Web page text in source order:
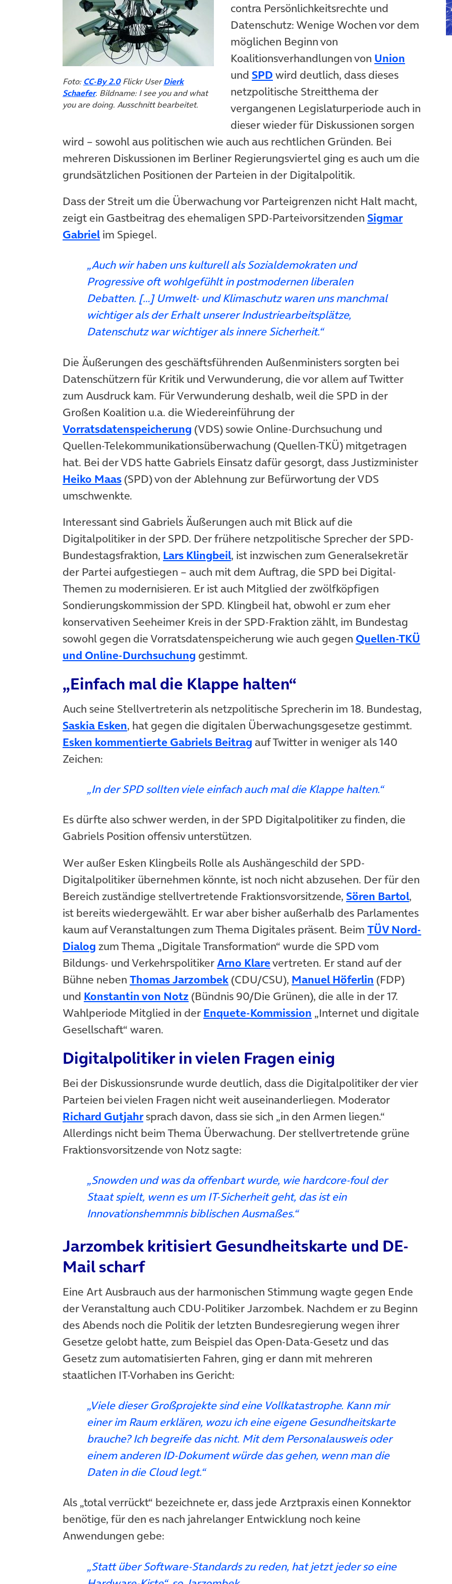
Foto: CC-By 2.0(öffnet in neuem Tab)
Flickr UserDierk
Schaefer(öffnet in neuem Tab)
. Bildname: I see you and what
you are doing. Ausschnitt bearbeitet.
contra Persönlichkeitsrechte und
Datenschutz: Wenige Wochen vor dem
möglichen Beginn von
Koalitionsverhandlungen von Union
und SPD (öffnet in neuem Tab)
wird deutlich, dass dieses
netzpolitische Streitthema der
vergangenen Legislaturperiode auch in
dieser wieder für Diskussionen sorgen
wird – sowohl aus politischen wie auch aus rechtlichen Gründen. Bei
mehreren Diskussionen im Berliner Regierungsviertel ging es auch um die
grundsätzlichen Positionen der Parteien in der Digitalpolitik.
Dass der Streit um die Überwachung vor Parteigrenzen nicht Halt macht,
zeigt ein Gastbeitrag des ehemaligen SPD-Parteivorsitzenden Sigmar
Gabriel(öffnet in neuem Tab)
im Spiegel.
„Auch wir haben uns kulturell als Sozialdemokraten und
Progressive oft wohlgefühlt in postmodernen liberalen
Debatten. […] Umwelt- und Klimaschutz waren uns manchmal
wichtiger als der Erhalt unserer Industriearbeitsplätze,
Datenschutz war wichtiger als innere Sicherheit.“
Die Äußerungen des geschäftsführenden Außenministers sorgten bei
Datenschützern für Kritik und Verwunderung, die vor allem auf Twitter
zum Ausdruck kam. Für Verwunderung deshalb, weil die SPD in der
Großen Koalition u.a. die Wiedereinführung der
Vorratsdatenspeicherung (öffnet in neuem Tab)
(VDS) sowie Online-Durchsuchung und
Quellen-Telekommunikationsüberwachung (Quellen-TKÜ) mitgetragen
hat. Bei der VDS hatte Gabriels Einsatz dafür gesorgt, dass Justizminister
Heiko Maas(öffnet in neuem Tab)
(SPD) von der Ablehnung zur Befürwortung der VDS
umschwenkte.
Interessant sind Gabriels Äußerungen auch mit Blick auf die
Digitalpolitiker in der SPD. Der frühere netzpolitische Sprecher der SPD-
Bundestagsfraktion, Lars Klingbeil(öffnet in neuem Tab)
, ist inzwischen zum Generalsekretär
der Partei aufgestiegen – auch mit dem Auftrag, die SPD bei Digital-
Themen zu modernisieren. Er ist auch Mitglied der zwölfköpfigen
Sondierungskommission der SPD. Klingbeil hat, obwohl er zum eher
konservativen Seeheimer Kreis in der SPD-Fraktion zählt, im Bundestag
sowohl gegen die Vorratsdatenspeicherung wie auch gegen Quellen-TKÜ
und Online-Durchsuchung (öffnet in neuem Tab)
gestimmt.
„Einfach mal die Klappe halten“
Auch seine Stellvertreterin als netzpolitische Sprecherin im 18. Bundestag,
Saskia Esken(öffnet in neuem Tab)
, hat gegen die digitalen Überwachungsgesetze gestimmt.
Esken kommentierte Gabriels Beitrag (öffnet in neuem Tab)
auf Twitter in weniger als 140
Zeichen:
„In der SPD sollten viele einfach auch mal die Klappe halten.“
Es dürfte also schwer werden, in der SPD Digitalpolitiker zu finden, die
Gabriels Position offensiv unterstützen.
Wer außer Esken Klingbeils Rolle als Aushängeschild der SPD-
Digitalpolitiker übernehmen könnte, ist noch nicht abzusehen. Der für den
Bereich zuständige stellvertretende Fraktionsvorsitzende, Sören Bartol(öffnet
,
ist bereits wiedergewählt. Er war aber bisher außerhalb des Parlamentes
kaum auf Veranstaltungen zum Thema Digitales präsent. Beim TÜV Nord-
Dialog (öffnet in neuem Tab)
zum Thema „Digitale Transformation“ wurde die SPD vom
Bildungs- und VerkehrspolitikerArno Klare(öffnet in neuem Tab)
vertreten. Er stand auf der
Bühne neben Thomas Jarzombek(öffnet in neuem Tab)
(CDU/CSU), Manuel Höferlin (öffnet in
(FDP)
und Konstantin von Notz (öffnet in neuem Tab)
(Bündnis 90/Die Grünen), die alle in der 17.
Wahlperiode Mitglied in der Enquete-Kommission (öffnet in neuem Tab)
„Internet und digitale
Gesellschaft“ waren.
Digitalpolitiker in vielen Fragen einig
Bei der Diskussionsrunde wurde deutlich, dass die Digitalpolitiker der vier
Parteien bei vielen Fragen nicht weit auseinanderliegen. Moderator
Richard Gutjahr(öffnet in neuem Tab)
sprach davon, dass sie sich „in den Armen liegen.“
Allerdings nicht beim Thema Überwachung. Der stellvertretende grüne
Fraktionsvorsitzende von Notz sagte:
„Snowden und was da offenbart wurde, wie hardcore-foul der
Staat spielt, wenn es um IT-Sicherheit geht, das ist ein
Innovationshemmnis biblischen Ausmaßes.“
Jarzombek kritisiert Gesundheitskarte und DE-
Mail scharf
Eine Art Ausbrauch aus der harmonischen Stimmung wagte gegen Ende
der Veranstaltung auch CDU-Politiker Jarzombek. Nachdem er zu Beginn
des Abends noch die Politik der letzten Bundesregierung wegen ihrer
Gesetze gelobt hatte, zum Beispiel das Open-Data-Gesetz und das
Gesetz zum automatisierten Fahren, ging er dann mit mehreren
staatlichen IT-Vorhaben ins Gericht:
„Viele dieser Großprojekte sind eine Vollkatastrophe. Kann mir
einer im Raum erklären, wozu ich eine eigene Gesundheitskarte
brauche? Ich begreife das nicht. Mit dem Personalausweis oder
einem anderen ID-Dokument würde das gehen, wenn man die
Daten in die Cloud legt.“
Als „total verrückt“ bezeichnete er, dass jede Arztpraxis einen Konnektor
benötige, für den es nach jahrelanger Entwicklung noch keine
Anwendungen gebe:
„Statt über Software-Standards zu reden, hat jetzt jeder so eine